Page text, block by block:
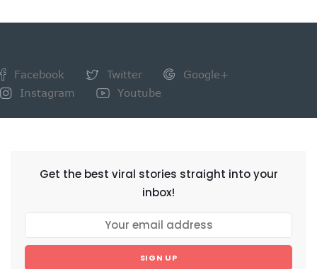
Facebook Twitter
Google+
Instagram
Youtube
Get the best viral stories straight into your
inbox!
SIGN UP